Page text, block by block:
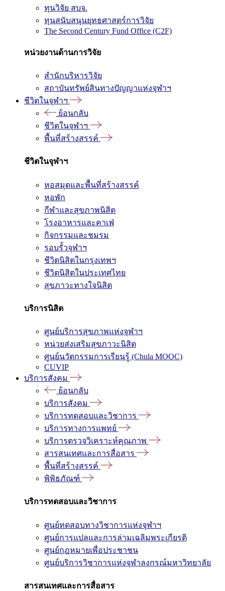
ทุนวิจัย สบจ.
ทุนสนับสนุนยุทธศาสตร์การวิจัย
The Second Century Fund Office (C2F)
หน่วยงานด้านการวิจัย
สำนักบริหารวิจัย
สถาบันทรัพย์สินทางปัญญาแห่งจุฬาฯ
ชีวิตในจุฬาฯ
ย้อนกลับ
ชีวิตในจุฬาฯ
พื้นที่สร้างสรรค์
ชีวิตในจุฬาฯ
หอสมุดและพื้นที่สร้างสรรค์
หอพัก
กีฬาและสุขภาพนิสิต
โรงอาหารและคาเฟ่
กิจกรรมและชมรม
รอบรั้วจุฬาฯ
ชีวิตนิสิตในกรุงเทพฯ
ชีวิตนิสิตในประเทศไทย
สุขภาวะทางใจนิสิต
บริการนิสิต
ศูนย์บริการสุขภาพแห่งจุฬาฯ
หน่วยส่งเสริมสุขภาวะนิสิต
ศูนย์นวัตกรรมการเรียนรู้ (Chula MOOC)
CUVIP
บริการสังคม
ย้อนกลับ
บริการสังคม
บริการทดสอบและวิชาการ
บริการทางการแพทย์
บริการตรวจวิเคราะห์คุณภาพ
สารสนเทศและการสื่อสาร
พื้นที่สร้างสรรค์
พิพิธภัณฑ์
บริการทดสอบและวิชาการ
ศูนย์ทดสอบทางวิชาการแห่งจุฬาฯ
ศูนย์การแปลและการล่ามเฉลิมพระเกียรติ
ศูนย์กฎหมายเพื่อประชาชน
ศูนย์บริการวิชาการแห่งจุฬาลงกรณ์มหาวิทยาลัย
สารสนเทศและการสื่อสาร